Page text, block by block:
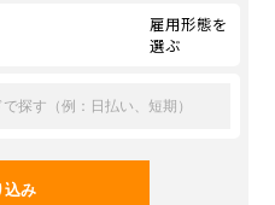
雇用形態を
選ぶ